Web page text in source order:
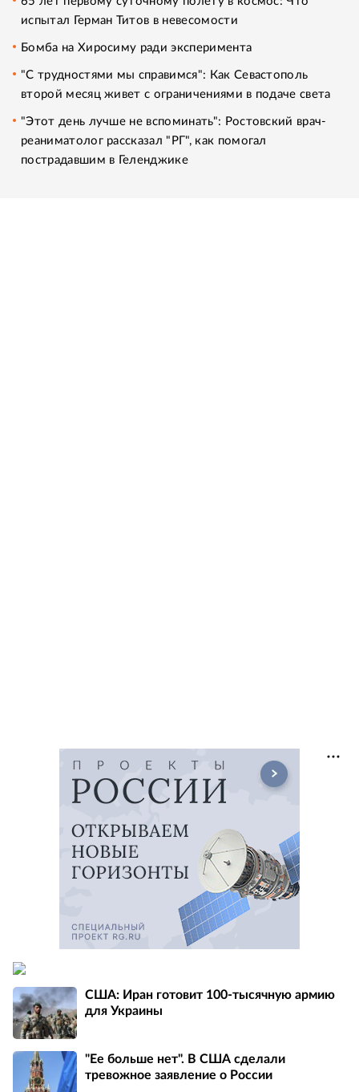
испытал Герман Титов в невесомости
Бомба на Хиросиму ради эксперимента
"С трудностями мы справимся": Как Севастополь
второй месяц живет с ограничениями в подаче света
"Этот день лучше не вспоминать": Ростовский врач-
реаниматолог рассказал "РГ", как помогал
пострадавшим в Геленджике
США: Иран готовит 100-тысячную армию
для Украины
"Ее больше нет". В США сделали
тревожное заявление о России